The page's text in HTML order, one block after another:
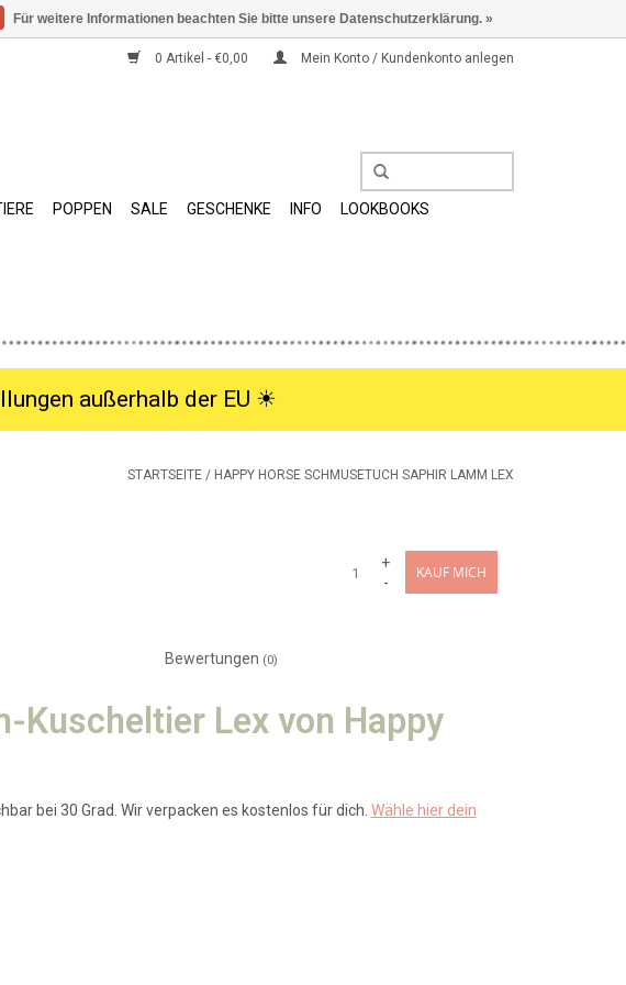
0 Artikel - €0,00 Mein Konto / Kundenkonto anlegen
POPPEN SALE GESCHENKE INFO
LOOKBOOKS
außerhalb der EU ☀︎
STARTSEITE / HAPPY HORSE SCHMUSETUCH SAPHIR LAMM LEX
+
-
KAUF MICH
Bewertungen (0)
Kuscheltier Lex von Happy
bei 30 Grad. Wir verpacken es kostenlos für dich. Wähle hier dein
Für weitere Informationen beachten Sie bitte unsere Datenschutzerklärung. »